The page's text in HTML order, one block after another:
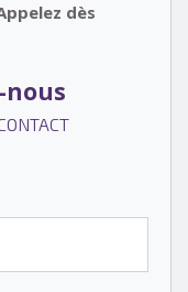
dès
nous